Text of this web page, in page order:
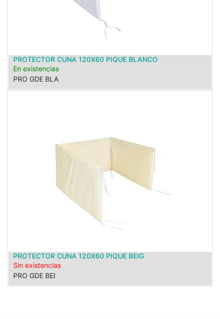
PROTECTOR CUNA 120X60 PIQUE BLANCO
En existencias
PRO GDE BLA
PROTECTOR CUNA 120X60 PIQUE BEIG
Sin existencias
PRO GDE BEI